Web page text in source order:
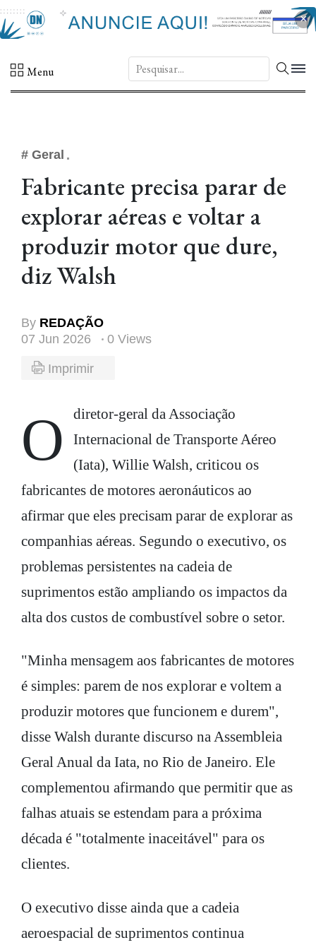
×
Menu DN.
# Geral
Fabricante precisa parar de
explorar aéreas e voltar a
produzir motor que dure,
diz Walsh
By REDAÇÃO
07 Jun 2026
0 Views
Imprimir
O diretor-geral da Associação
Internacional de Transporte Aéreo
(Iata), Willie Walsh, criticou os
fabricantes de motores aeronáuticos ao
afirmar que eles precisam parar de explorar as
companhias aéreas. Segundo o executivo, os
problemas persistentes na cadeia de
suprimentos estão ampliando os impactos da
alta dos custos de combustível sobre o setor.
"Minha mensagem aos fabricantes de motores
é simples: parem de nos explorar e voltem a
produzir motores que funcionem e durem",
disse Walsh durante discurso na Assembleia
Geral Anual da Iata, no Rio de Janeiro. Ele
complementou afirmando que permitir que as
falhas atuais se estendam para a próxima
década é "totalmente inaceitável" para os
clientes.
O executivo disse ainda que a cadeia
aeroespacial de suprimentos continua